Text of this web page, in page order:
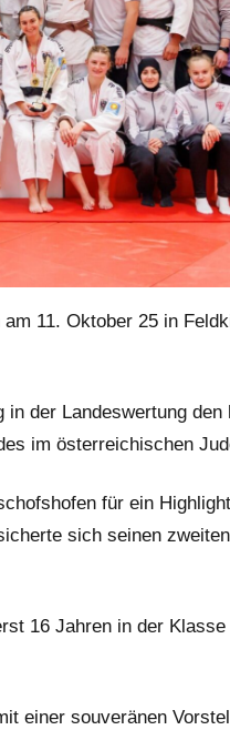
11. Oktober 25 in
der Landeswertung
im österreichischen
für ein
sich seinen
16 Jahren in der
einer souveränen